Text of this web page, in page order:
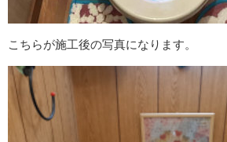
こちらが施工後の写真になります。